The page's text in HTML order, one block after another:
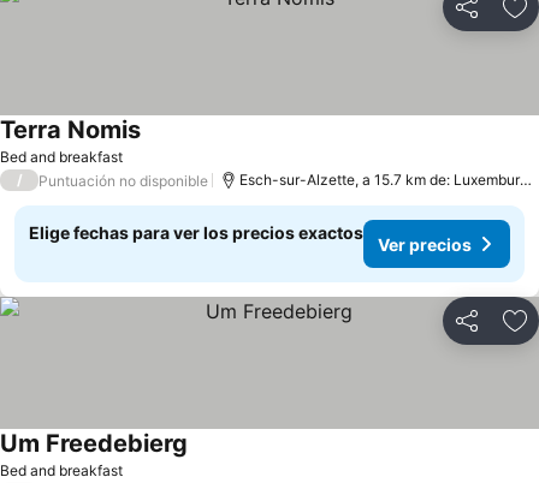
Compartir
Bed and breakfast
Terra Nomis
/ Puntuación no disponible Esch-sur-Alzette, a 15.7 km de: Luxemburgo-ciudad
Elige fechas para ver los precios exactos
Ver precios
Compartir
Bed and breakfast
Um Freedebierg